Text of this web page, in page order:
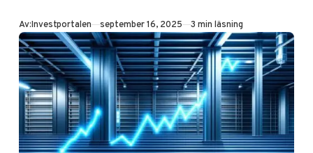
utdelningsprognos
. Med P/E 5,0 och
stark
specialstålspositi
on – är detta din
gröna
investeringsmöjlig
het?
Av:Investportalen Publicerad
september 16, 2025 3 min läsning